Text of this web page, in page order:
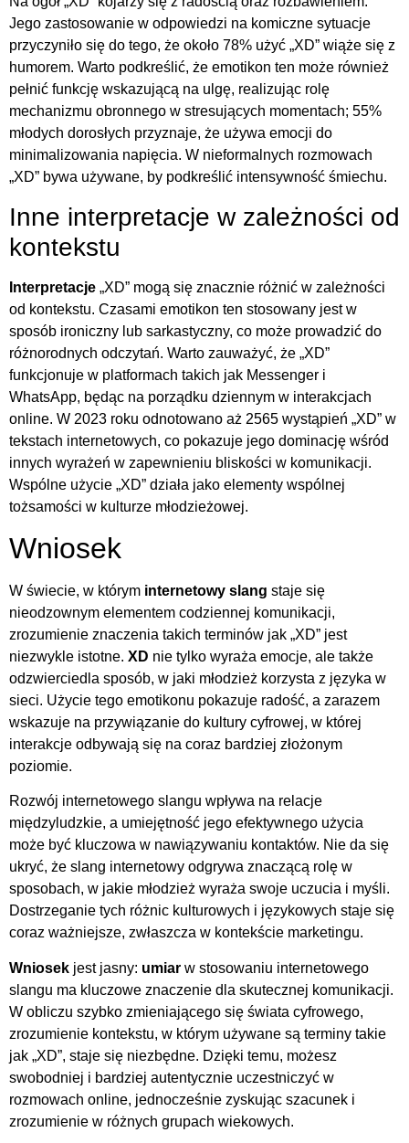
Jego zastosowanie w odpowiedzi na komiczne sytuacje
przyczyniło się do tego, że około 78% użyć „XD” wiąże się z
humorem. Warto podkreślić, że emotikon ten może również
pełnić funkcję wskazującą na ulgę, realizując rolę
mechanizmu obronnego w stresujących momentach; 55%
młodych dorosłych przyznaje, że używa emocji do
minimalizowania napięcia. W nieformalnych rozmowach
„XD” bywa używane, by podkreślić intensywność śmiechu.
Inne interpretacje w zależności od
kontekstu
Interpretacje „XD” mogą się znacznie różnić w zależności
od kontekstu. Czasami emotikon ten stosowany jest w
sposób ironiczny lub sarkastyczny, co może prowadzić do
różnorodnych odczytań. Warto zauważyć, że „XD”
funkcjonuje w platformach takich jak Messenger i
WhatsApp, będąc na porządku dziennym w interakcjach
online. W 2023 roku odnotowano aż 2565 wystąpień „XD” w
tekstach internetowych, co pokazuje jego dominację wśród
innych wyrażeń w zapewnieniu bliskości w komunikacji.
Wspólne użycie „XD” działa jako elementy wspólnej
tożsamości w kulturze młodzieżowej.
Wniosek
W świecie, w którym internetowy slang staje się
nieodzownym elementem codziennej komunikacji,
zrozumienie znaczenia takich terminów jak „XD” jest
niezwykle istotne. XD nie tylko wyraża emocje, ale także
odzwierciedla sposób, w jaki młodzież korzysta z języka w
sieci. Użycie tego emotikonu pokazuje radość, a zarazem
wskazuje na przywiązanie do kultury cyfrowej, w której
interakcje odbywają się na coraz bardziej złożonym
poziomie.
Rozwój internetowego slangu wpływa na relacje
międzyludzkie, a umiejętność jego efektywnego użycia
może być kluczowa w nawiązywaniu kontaktów. Nie da się
ukryć, że slang internetowy odgrywa znaczącą rolę w
sposobach, w jakie młodzież wyraża swoje uczucia i myśli.
Dostrzeganie tych różnic kulturowych i językowych staje się
coraz ważniejsze, zwłaszcza w kontekście marketingu.
Wniosek jest jasny: umiar w stosowaniu internetowego
slangu ma kluczowe znaczenie dla skutecznej komunikacji.
W obliczu szybko zmieniającego się świata cyfrowego,
zrozumienie kontekstu, w którym używane są terminy takie
jak „XD”, staje się niezbędne. Dzięki temu, możesz
swobodniej i bardziej autentycznie uczestniczyć w
rozmowach online, jednocześnie zyskując szacunek i
zrozumienie w różnych grupach wiekowych.